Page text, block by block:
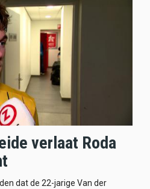
verlaat Roda
dat de 22-jarige Van der